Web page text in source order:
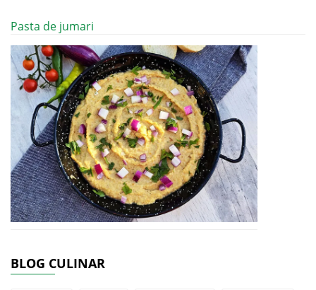
Pasta de jumari
BLOG CULINAR